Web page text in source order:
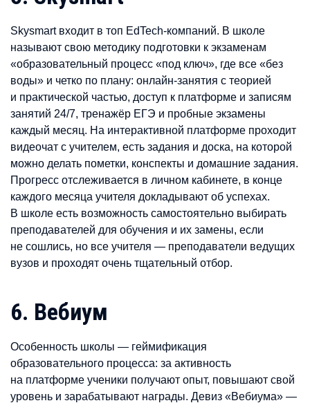
Skysmart входит в топ EdTech-компаний. В школе
называют свою методику подготовки к экзаменам
«образовательный процесс «под ключ», где все «без
воды» и четко по плану: онлайн-занятия с теорией
и практической частью, доступ к платформе и записям
занятий 24/7, тренажёр ЕГЭ и пробные экзамены
каждый месяц. На интерактивной платформе проходит
видеочат с учителем, есть задания и доска, на которой
можно делать пометки, конспекты и домашние задания.
Прогресс отслеживается в личном кабинете, в конце
каждого месяца учителя докладывают об успехах.
В школе есть возможность самостоятельно выбирать
преподавателей для обучения и их замены, если
не сошлись, но все учителя — преподаватели ведущих
вузов и проходят очень тщательный отбор.
6. Вебиум
Особенность школы — геймификация
образовательного процесса: за активность
на платформе ученики получают опыт, повышают свой
уровень и зарабатывают награды. Девиз «Вебиума» —